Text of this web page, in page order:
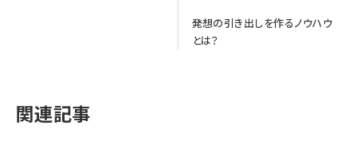
発想の引き出しを作るノウハウ
とは？
関連記事